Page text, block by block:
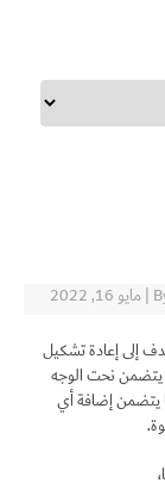
|مايو 16, 2022
إلى إعادة تشكيل
يتضمن نحت الوجه
يتضمن إضافة أي